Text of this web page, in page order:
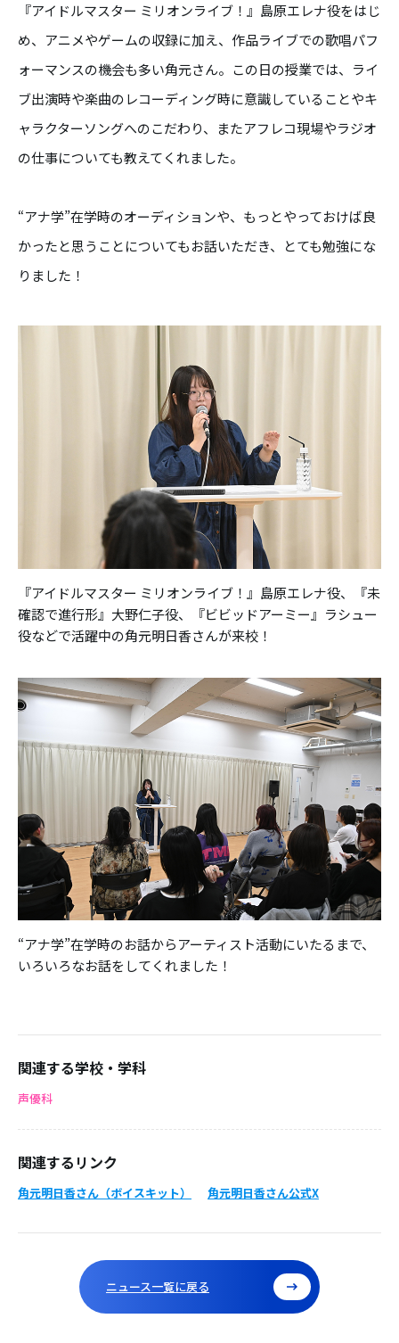
『アイドルマスター ミリオンライブ！』島原エレナ役をはじ
め、 アニメやゲームの収録に加え、 作品ライブでの歌唱パフ
ォーマンスの機会も多い角元さん。この日の授業では、ライ
ブ出演時や楽曲のレコーディング時に意識していることやキ
ャラクターソングへのこだわり、またアフレコ現場やラジオ
の仕事についても教えてくれました。
“アナ学”在学時のオーディションや、もっとやっておけば良
かったと思うことについてもお話いただき、とても勉強にな
りました！
『アイドルマスター ミリオンライブ！』島原エレナ役、『未
確認で進行形』大野仁子役、『ビビッドアーミー』ラシュー
役などで活躍中の角元明日香さんが来校！
“アナ学”在学時のお話からアーティスト活動にいたるまで、
いろいろなお話をしてくれました！
関連する学校・学科
声優科
関連するリンク
角元明日香さん（ボイスキット） 角元明日香さん公式X
ニュース一覧に戻る